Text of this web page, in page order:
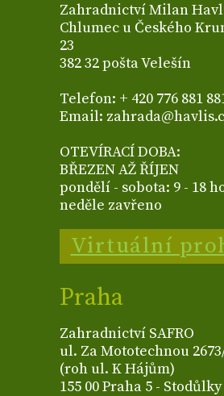
Zahradnictví Milan
Chlumec u Českého
23
382 32 pošta Velešín
Telefon: + 420 776 881
Email:
OTEVÍRACÍ DOBA:
BŘEZEN AŽ ŘÍJEN
pondělí - sobota: 9 - 18
neděle zavřeno
Virtuální
Praha
Zahradnictví SAFRO
ul. Za Mototechnou
(roh ul. K Hájům)
155 00 Praha 5 - Stodůlky